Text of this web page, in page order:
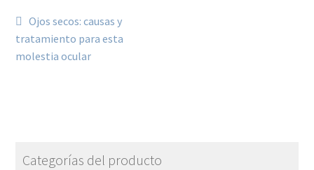
Ojos secos: causas y
tratamiento para esta
molestia ocular
Categorías del producto